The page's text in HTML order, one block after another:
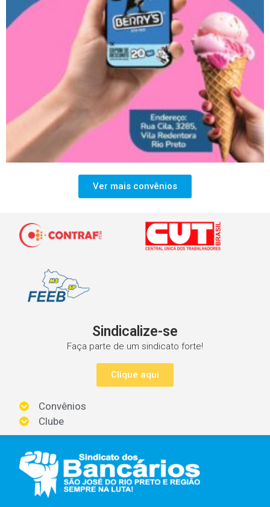
Ver mais convênios
Sindicalize-se
Faça parte de um sindicato forte!
Clique aqui
Convênios
Clube